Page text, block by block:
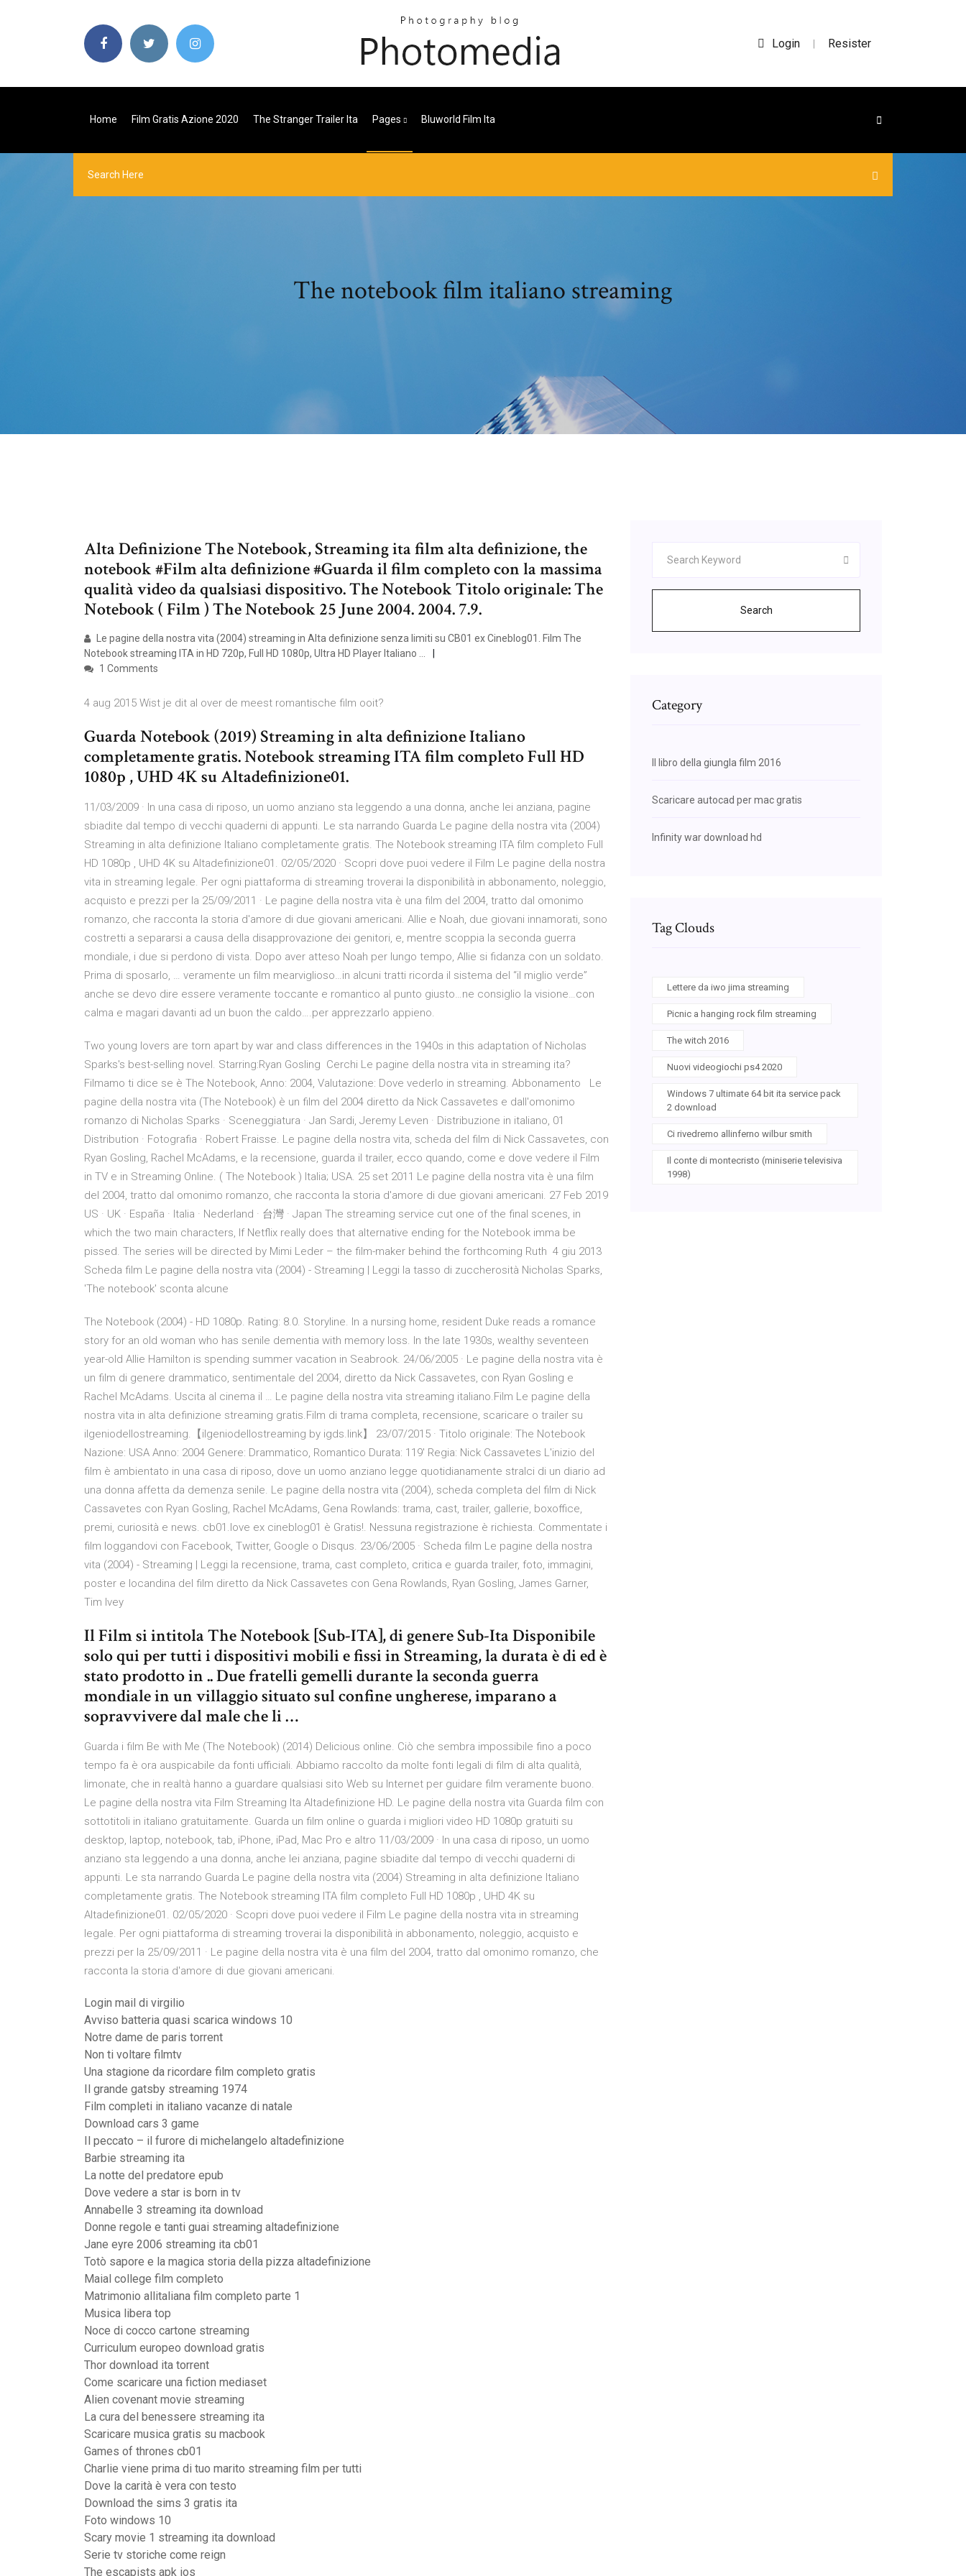
Login | Resister
Home Film Gratis Azione 2020 The Stranger Trailer Ita Pages Bluworld Film Ita
The notebook film italiano streaming
Alta Definizione The Notebook, Streaming ita film alta definizione, the
notebook #Film alta definizione #Guarda il film completo con la massima
qualità video da qualsiasi dispositivo. The Notebook Titolo originale: The
Notebook ( Film ) The Notebook 25 June 2004. 2004. 7.9.
Le pagine della nostra vita (2004) streaming in Alta definizione senza limiti su CB01 ex Cineblog01. Film The
Notebook streaming ITA in HD 720p, Full HD 1080p, Ultra HD Player Italiano …
1 Comments
4 aug 2015 Wist je dit al over de meest romantische film ooit?
Guarda Notebook (2019) Streaming in alta definizione Italiano
completamente gratis. Notebook streaming ITA film completo Full HD
1080p , UHD 4K su Altadefinizione01.
11/03/2009 · In una casa di riposo, un uomo anziano sta leggendo a una donna, anche lei anziana, pagine
sbiadite dal tempo di vecchi quaderni di appunti. Le sta narrando Guarda Le pagine della nostra vita (2004)
Streaming in alta definizione Italiano completamente gratis. The Notebook streaming ITA film completo Full
HD 1080p , UHD 4K su Altadefinizione01. 02/05/2020 · Scopri dove puoi vedere il Film Le pagine della nostra
vita in streaming legale. Per ogni piattaforma di streaming troverai la disponibilità in abbonamento, noleggio,
acquisto e prezzi per la 25/09/2011 · Le pagine della nostra vita è una film del 2004, tratto dal omonimo
romanzo, che racconta la storia d'amore di due giovani americani. Allie e Noah, due giovani innamorati, sono
costretti a separarsi a causa della disapprovazione dei genitori, e, mentre scoppia la seconda guerra
mondiale, i due si perdono di vista. Dopo aver atteso Noah per lungo tempo, Allie si fidanza con un soldato.
Prima di sposarlo, … veramente un film mearviglioso…in alcuni tratti ricorda il sistema del “il miglio verde”
anche se devo dire essere veramente toccante e romantico al punto giusto…ne consiglio la visione…con
calma e magari davanti ad un buon the caldo….per apprezzarlo appieno.
Two young lovers are torn apart by war and class differences in the 1940s in this adaptation of Nicholas
Sparks's best-selling novel. Starring:Ryan Gosling Cerchi Le pagine della nostra vita in streaming ita?
Filmamo ti dice se è The Notebook, Anno: 2004, Valutazione: Dove vederlo in streaming. Abbonamento Le
pagine della nostra vita (The Notebook) è un film del 2004 diretto da Nick Cassavetes e dall'omonimo
romanzo di Nicholas Sparks · Sceneggiatura · Jan Sardi, Jeremy Leven · Distribuzione in italiano, 01
Distribution · Fotografia · Robert Fraisse. Le pagine della nostra vita, scheda del film di Nick Cassavetes, con
Ryan Gosling, Rachel McAdams, e la recensione, guarda il trailer, ecco quando, come e dove vedere il Film
in TV e in Streaming Online. ( The Notebook ) Italia; USA. 25 set 2011 Le pagine della nostra vita è una film
del 2004, tratto dal omonimo romanzo, che racconta la storia d'amore di due giovani americani. 27 Feb 2019
US · UK · España · Italia · Nederland · 台灣 · Japan The streaming service cut one of the final scenes, in
which the two main characters, If Netflix really does that alternative ending for the Notebook imma be
pissed. The series will be directed by Mimi Leder – the film-maker behind the forthcoming Ruth 4 giu 2013
Scheda film Le pagine della nostra vita (2004) - Streaming | Leggi la tasso di zuccherosità Nicholas Sparks,
'The notebook' sconta alcune
The Notebook (2004) - HD 1080p. Rating: 8.0. Storyline. In a nursing home, resident Duke reads a romance
story for an old woman who has senile dementia with memory loss. In the late 1930s, wealthy seventeen
year-old Allie Hamilton is spending summer vacation in Seabrook. 24/06/2005 · Le pagine della nostra vita è
un film di genere drammatico, sentimentale del 2004, diretto da Nick Cassavetes, con Ryan Gosling e
Rachel McAdams. Uscita al cinema il … Le pagine della nostra vita streaming italiano.Film Le pagine della
nostra vita in alta definizione streaming gratis.Film di trama completa, recensione, scaricare o trailer su
ilgeniodellostreaming.【ilgeniodellostreaming by igds.link】 23/07/2015 · Titolo originale: The Notebook
Nazione: USA Anno: 2004 Genere: Drammatico, Romantico Durata: 119' Regia: Nick Cassavetes L'inizio del
film è ambientato in una casa di riposo, dove un uomo anziano legge quotidianamente stralci di un diario ad
una donna affetta da demenza senile. Le pagine della nostra vita (2004), scheda completa del film di Nick
Cassavetes con Ryan Gosling, Rachel McAdams, Gena Rowlands: trama, cast, trailer, gallerie, boxoffice,
premi, curiosità e news. cb01.love ex cineblog01 è Gratis!. Nessuna registrazione è richiesta. Commentate i
film loggandovi con Facebook, Twitter, Google o Disqus. 23/06/2005 · Scheda film Le pagine della nostra
vita (2004) - Streaming | Leggi la recensione, trama, cast completo, critica e guarda trailer, foto, immagini,
poster e locandina del film diretto da Nick Cassavetes con Gena Rowlands, Ryan Gosling, James Garner,
Tim Ivey
Il Film si intitola The Notebook [Sub-ITA], di genere Sub-Ita Disponibile
solo qui per tutti i dispositivi mobili e fissi in Streaming, la durata è di ed è
stato prodotto in .. Due fratelli gemelli durante la seconda guerra
mondiale in un villaggio situato sul confine ungherese, imparano a
sopravvivere dal male che li …
Guarda i film Be with Me (The Notebook) (2014) Delicious online. Ciò che sembra impossibile fino a poco
tempo fa è ora auspicabile da fonti ufficiali. Abbiamo raccolto da molte fonti legali di film di alta qualità,
limonate, che in realtà hanno a guardare qualsiasi sito Web su Internet per guidare film veramente buono.
Le pagine della nostra vita Film Streaming Ita Altadefinizione HD. Le pagine della nostra vita Guarda film con
sottotitoli in italiano gratuitamente. Guarda un film online o guarda i migliori video HD 1080p gratuiti su
desktop, laptop, notebook, tab, iPhone, iPad, Mac Pro e altro 11/03/2009 · In una casa di riposo, un uomo
anziano sta leggendo a una donna, anche lei anziana, pagine sbiadite dal tempo di vecchi quaderni di
appunti. Le sta narrando Guarda Le pagine della nostra vita (2004) Streaming in alta definizione Italiano
completamente gratis. The Notebook streaming ITA film completo Full HD 1080p , UHD 4K su
Altadefinizione01. 02/05/2020 · Scopri dove puoi vedere il Film Le pagine della nostra vita in streaming
legale. Per ogni piattaforma di streaming troverai la disponibilità in abbonamento, noleggio, acquisto e
prezzi per la 25/09/2011 · Le pagine della nostra vita è una film del 2004, tratto dal omonimo romanzo, che
racconta la storia d'amore di due giovani americani.
Login mail di virgilio
Avviso batteria quasi scarica windows 10
Notre dame de paris torrent
Non ti voltare filmtv
Una stagione da ricordare film completo gratis
Il grande gatsby streaming 1974
Film completi in italiano vacanze di natale
Download cars 3 game
Il peccato – il furore di michelangelo altadefinizione
Barbie streaming ita
La notte del predatore epub
Dove vedere a star is born in tv
Annabelle 3 streaming ita download
Donne regole e tanti guai streaming altadefinizione
Jane eyre 2006 streaming ita cb01
Totò sapore e la magica storia della pizza altadefinizione
Maial college film completo
Matrimonio allitaliana film completo parte 1
Musica libera top
Noce di cocco cartone streaming
Curriculum europeo download gratis
Thor download ita torrent
Come scaricare una fiction mediaset
Alien covenant movie streaming
La cura del benessere streaming ita
Scaricare musica gratis su macbook
Games of thrones cb01
Charlie viene prima di tuo marito streaming film per tutti
Dove la carità è vera con testo
Download the sims 3 gratis ita
Foto windows 10
Scary movie 1 streaming ita download
Serie tv storiche come reign
The escapists apk ios
Search
Category
Il libro della giungla film 2016
Scaricare autocad per mac gratis
Infinity war download hd
Tag Clouds
Lettere da iwo jima streaming
Picnic a hanging rock film streaming
The witch 2016
Nuovi videogiochi ps4 2020
Windows 7 ultimate 64 bit ita service pack
2 download
Ci rivedremo allinferno wilbur smith
Il conte di montecristo (miniserie televisiva
1998)